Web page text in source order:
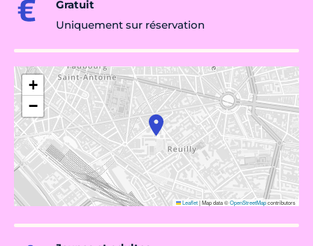
Gratuit
Uniquement sur réservation
+
−
Leaflet|Map data ©OpenStreetMapcontributors